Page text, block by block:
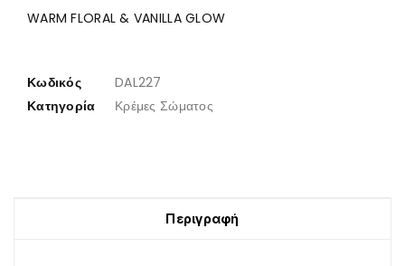
WARM FLORAL & VANILLA GLOW
Κωδικός
DAL227
Κατηγορία
Κρέμες Σώματος
Περιγραφή